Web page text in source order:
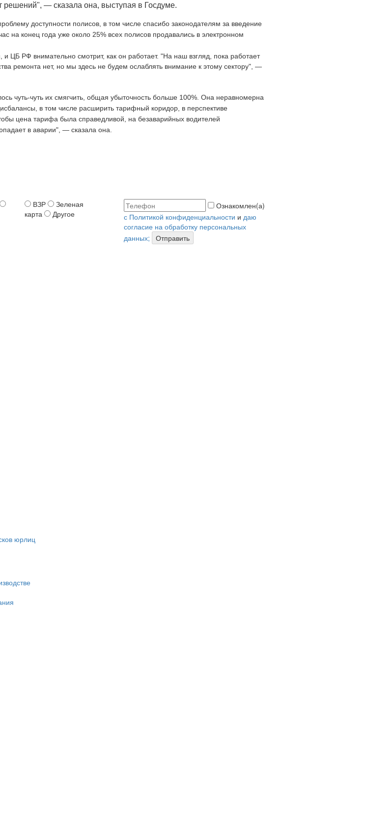
решений", — сказала она, выступая в Госдуме.
доступности полисов, в том числе спасибо законодателям за введение
на конец года уже около 25% всех полисов продавались в электронном
ЦБ РФ внимательно смотрит, как он работает. "На наш взгляд, пока работает
ремонта нет, но мы здесь не будем ослаблять внимание к этому сектору", —
чуть-чуть их смягчить, общая убыточность больше 100%. Она неравномерна
в том числе расширить тарифный коридор, в перспективе
цена тарифа была справедливой, на безаварийных водителей
в аварии", — сказала она.
ВЗР
Зеленая
карта
Другое
Ознакомлен(а)
с Политикой конфиденциальности и даю
согласие на обработку персональных
данных;
Отправить
юрлиц